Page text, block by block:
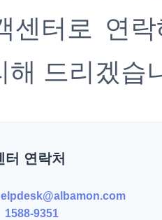
센터로 연
해 드리겠습
터 연락처
1588-9351